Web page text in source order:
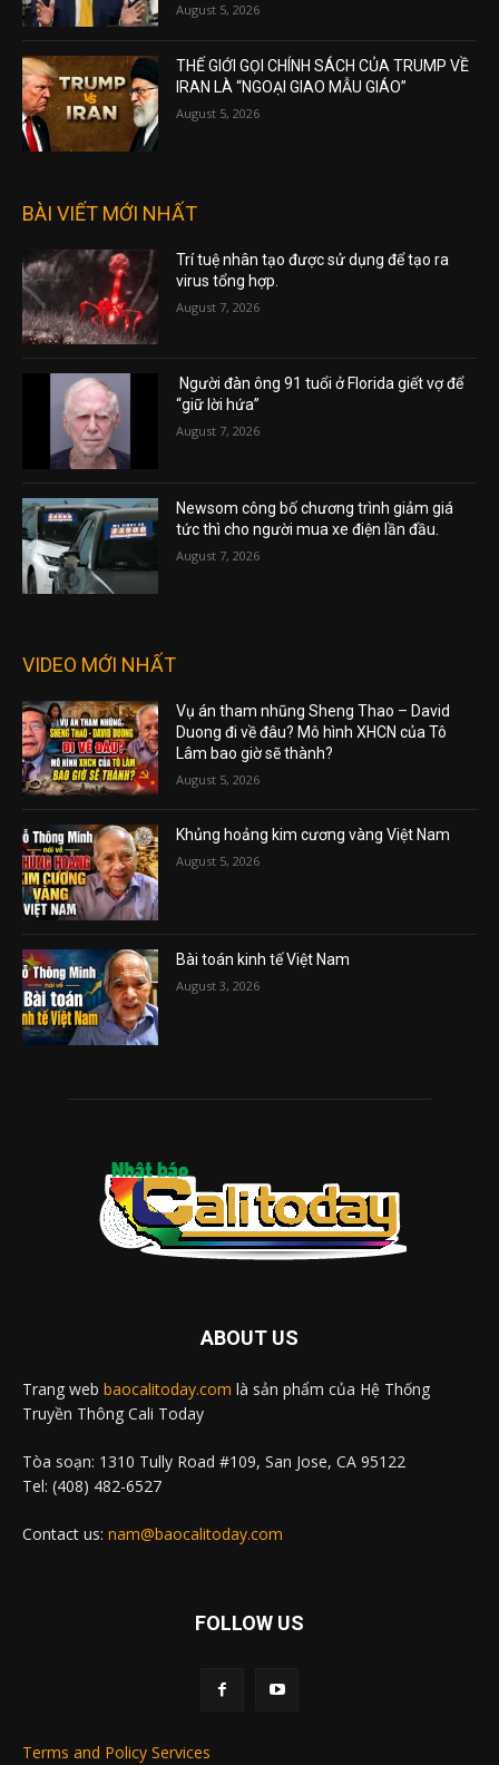
August 5, 2026
THẾ GIỚI GỌI CHÍNH SÁCH CỦA TRUMP VỀ
IRAN LÀ “NGOẠI GIAO MẪU GIÁO”
August 5, 2026
BÀI VIẾT MỚI NHẤT
Trí tuệ nhân tạo được sử dụng để tạo ra
virus tổng hợp.
August 7, 2026
Người đàn ông 91 tuổi ở Florida giết vợ để
“giữ lời hứa”
August 7, 2026
Newsom công bố chương trình giảm giá
tức thì cho người mua xe điện lần đầu.
August 7, 2026
VIDEO MỚI NHẤT
Vụ án tham nhũng Sheng Thao – David
Duong đi về đâu? Mô hình XHCN của Tô
Lâm bao giờ sẽ thành?
August 5, 2026
Khủng hoảng kim cương vàng Việt Nam
August 5, 2026
Bài toán kinh tế Việt Nam
August 3, 2026
ABOUT US
Trang web baocalitoday.com là sản phẩm của Hệ Thống
Truyền Thông Cali Today
Tòa soạn: 1310 Tully Road #109, San Jose, CA 95122
Tel: (408) 482-6527
Contact us: nam@baocalitoday.com
FOLLOW US
Terms and Policy Services